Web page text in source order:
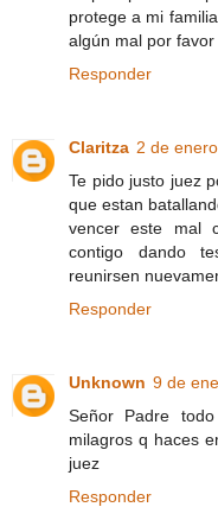
protege a mi
algún mal por
Responder
Claritza 2 de
Te pido justo juez
que estan
vencer este mal
contigo dando
reunirsen
Responder
Unknown 9 de
Señor Padre
milagros q haces
juez
Responder